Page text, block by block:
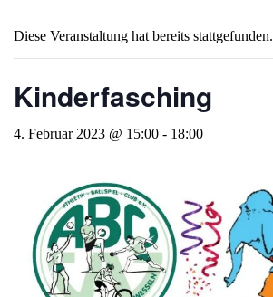
Diese Veranstaltung hat bereits stattgefunden.
Kinderfasching
4. Februar 2023 @ 15:00 - 18:00